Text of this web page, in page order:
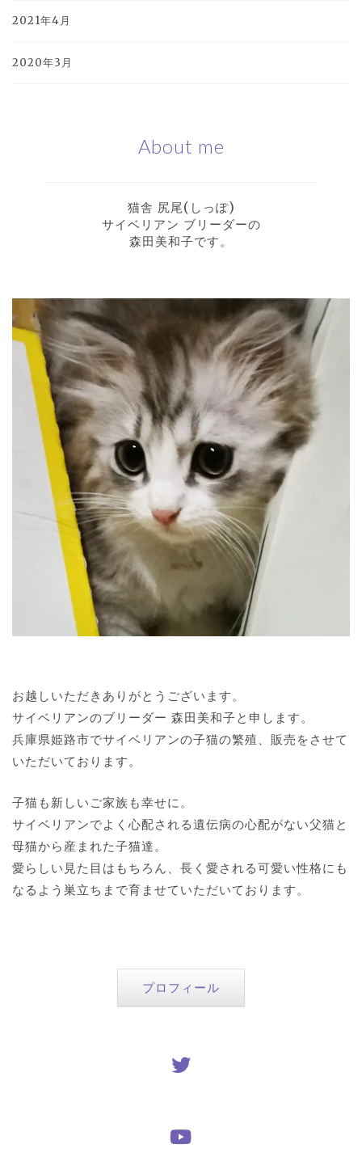
2021年4月
2020年3月
About me
猫舎 尻尾(しっぽ)
サイベリアン ブリーダーの
森田美和子です。
お越しいただきありがとうございます。
サイベリアンのブリーダー 森田美和子と申します。
兵庫県姫路市でサイベリアンの子猫の繁殖、販売をさせて
いただいております。
子猫も新しいご家族も幸せに。
サイベリアンでよく心配される遺伝病の心配がない父猫と
母猫から産まれた子猫達。
愛らしい見た目はもちろん、長く愛される可愛い性格にも
なるよう巣立ちまで育ませていただいております。
プロフィール